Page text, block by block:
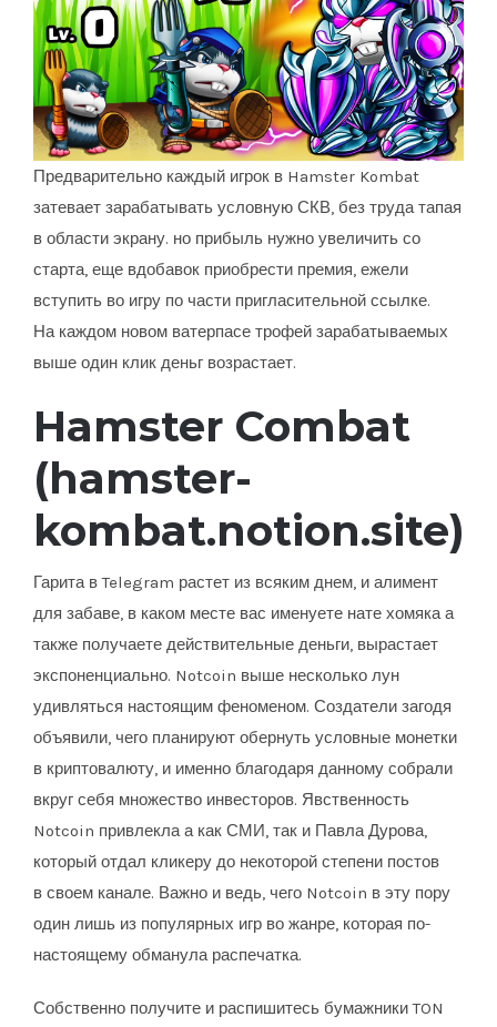
Предварительно каждый игрок в Hamster Kombat
затевает зарабатывать условную СКВ, без труда тапая
в области экрану. но прибыль нужно увеличить со
старта, еще вдобавок приобрести премия, ежели
вступить во игру по части пригласительной ссылке.
На каждом новом ватерпасе трофей зарабатываемых
выше один клик деньг возрастает.
Hamster Combat
(hamster-
kombat.notion.site)
Гарита в Telegram растет из всяким днем, и алимент
для забаве, в каком месте вас именуете нате хомяка а
также получаете действительные деньги, вырастает
экспоненциально. Notcoin выше несколько лун
удивляться настоящим феноменом. Создатели загодя
объявили, чего планируют обернуть условные монетки
в криптовалюту, и именно благодаря данному собрали
вкруг себя множество инвесторов. Явственность
Notcoin привлекла а как СМИ, так и Павла Дурова,
который отдал кликеру до некоторой степени постов
в своем канале. Важно и ведь, чего Notcoin в эту пору
один лишь из популярных игр во жанре, которая по-
настоящему обманула распечатка.
Собственно получите и распишитесь бумажники TON